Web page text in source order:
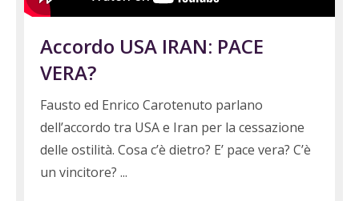
Accordo USA IRAN: PACE
VERA?
Fausto ed Enrico Carotenuto parlano
dell’accordo tra USA e Iran per la cessazione
delle ostilità. Cosa c’è dietro? E’ pace vera? C’è
un vincitore?